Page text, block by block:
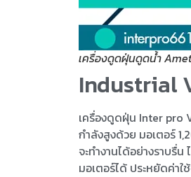
เครื่องดูดฝุ่นดูดน้ำ
Industrial
เครื่องดูดฝุ่น Inter pro
กำลังสูงด้วย มอเตอร์
จะทำงานได้อย่างราบรื่
มอเตอร์ได้ ประหยัดค่าใ